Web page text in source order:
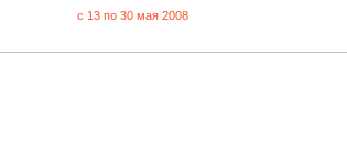
c 13 по 30 мая 2008